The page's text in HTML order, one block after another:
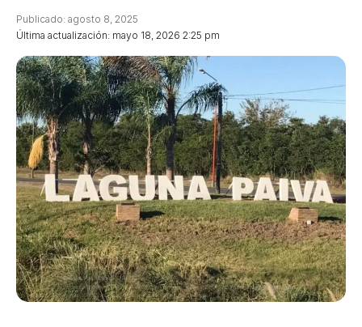
Última actualización: mayo 18, 2026 2:25 pm
Publicado: agosto 8, 2025